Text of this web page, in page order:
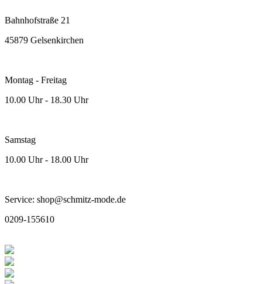
Bahnhofstraße 21
45879 Gelsenkirchen
Montag - Freitag
10.00 Uhr - 18.30 Uhr
Samstag
10.00 Uhr - 18.00 Uhr
Service: shop@schmitz-mode.de
0209-155610